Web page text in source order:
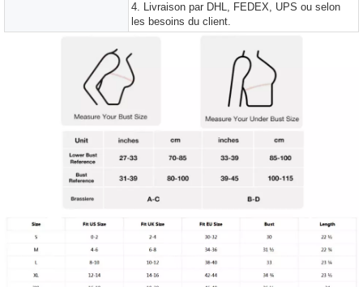
4. Livraison par DHL, FEDEX, UPS ou selon
les besoins du client.